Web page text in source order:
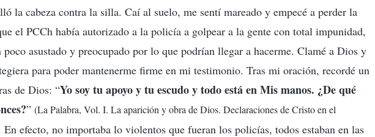
la cabeza contra la silla. Caí al suelo, me sentí mareado y empecé a perder la
el PCCh había autorizado a la policía a golpear a la gente con total impunidad,
poco asustado y preocupado por lo que podrían llegar a hacerme. Clamé a Dios y
para poder mantenerme firme en mi testimonio. Tras mi oración, recordé un
de Dios: “Yo soy tu apoyo y tu escudo y todo está en Mis manos. ¿De qué
” (La Palabra, Vol. I. La aparición y obra de Dios. Declaraciones de Cristo en el
En efecto, no importaba lo violentos que fueran los policías, todos estaban en las